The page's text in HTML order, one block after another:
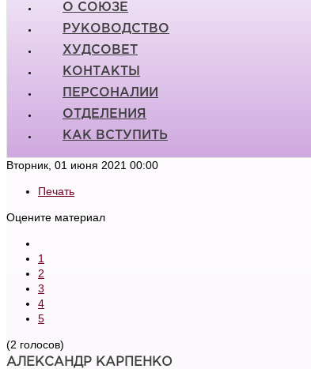
О СОЮЗЕ
РУКОВОДСТВО
ХУДСОВЕТ
КОНТАКТЫ
ПЕРСОНАЛИИ
ОТДЕЛЕНИЯ
КАК ВСТУПИТЬ
Вторник, 01 июня 2021 00:00
Печать
Оцените материал
1
2
3
4
5
(2 голосов)
АЛЕКСАНДР КАРПЕНКО